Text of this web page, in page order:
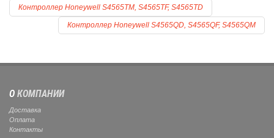
Контроллер Honeywell S4565TM, S4565TF, S4565TD
Контроллер Honeywell S4565QD, S4565QF, S4565QM
О КОМПАНИИ
Доставка
Оплата
Контакты